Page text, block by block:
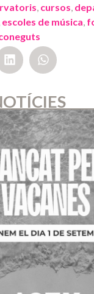
, cursos,
escoles de música,